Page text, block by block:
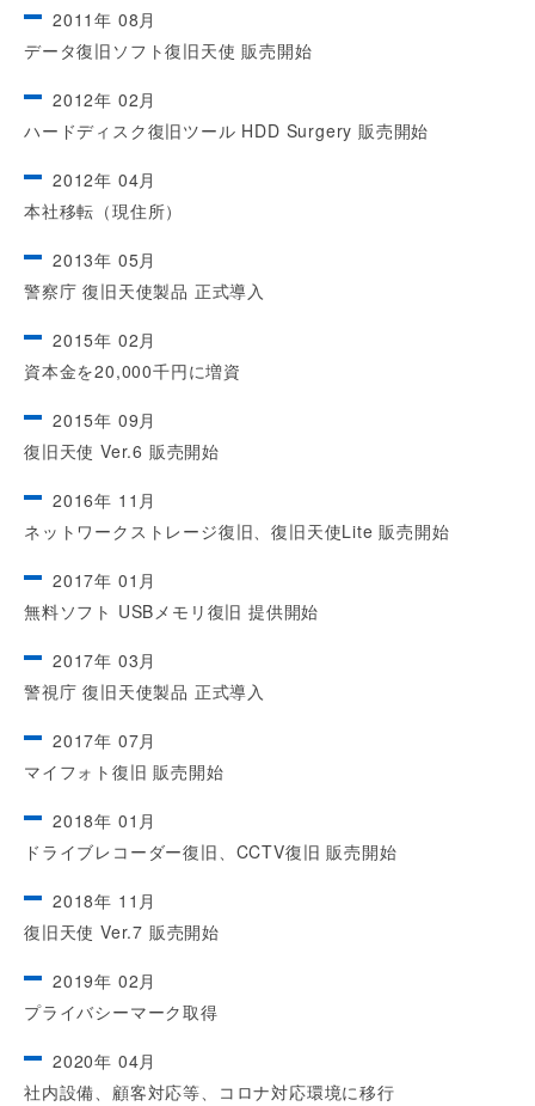
2011年 08月
データ復旧ソフト復旧天使 販売開始
2012年 02月
ハードディスク復旧ツール HDD Surgery 販売開始
2012年 04月
本社移転（現住所）
2013年 05月
警察庁 復旧天使製品 正式導入
2015年 02月
資本金を20,000千円に増資
2015年 09月
復旧天使 Ver.6 販売開始
2016年 11月
ネットワークストレージ復旧、復旧天使Lite 販売開始
2017年 01月
無料ソフト USBメモリ復旧 提供開始
2017年 03月
警視庁 復旧天使製品 正式導入
2017年 07月
マイフォト復旧 販売開始
2018年 01月
ドライブレコーダー復旧、CCTV復旧 販売開始
2018年 11月
復旧天使 Ver.7 販売開始
2019年 02月
プライバシーマーク取得
2020年 04月
社内設備、顧客対応等、コロナ対応環境に移行